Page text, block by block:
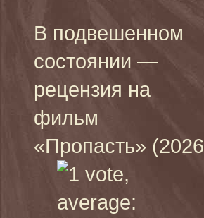
В подвешенном
состоянии —
рецензия на
фильм
«Пропасть» (2026